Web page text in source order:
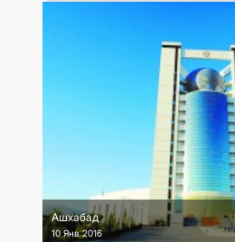
Ашхабад
10 Янв 2016